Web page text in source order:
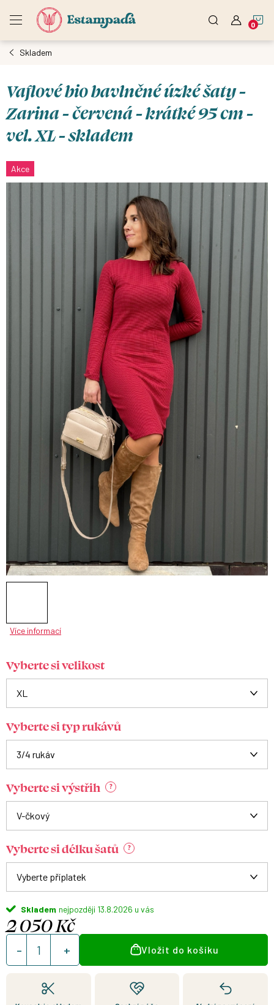
Skladem
Vaflové bio bavlněné úzké šaty -
Zarina - červená - krátké 95 cm -
vel. XL - skladem
Akce
Více informací
Vyberte si velikost
Vyberte si typ rukávů
Vyberte si výstřih ?
Vyberte si délku šatů ?
Skladem 13.8.2026
2 050 Kč
Měrná
cena:
Vložit do košíku